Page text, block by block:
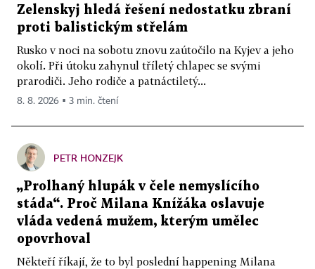
Zelenskyj hledá řešení nedostatku zbraní
proti balistickým střelám
Rusko v noci na sobotu znovu zaútočilo na Kyjev a jeho
okolí. Při útoku zahynul tříletý chlapec se svými
prarodiči. Jeho rodiče a patnáctiletý...
8. 8. 2026 ▪ 3 min. čtení
PETR HONZEJK
„Prolhaný hlupák v čele nemyslícího
stáda“. Proč Milana Knížáka oslavuje
vláda vedená mužem, kterým umělec
opovrhoval
Někteří říkají, že to byl poslední happening Milana